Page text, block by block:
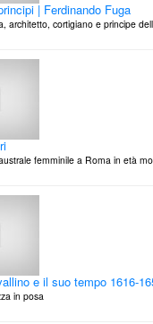
| Ferdinando Fuga
architetto, cortigiano e principe
femminile a Roma in età
e il suo tempo 1616-
in posa